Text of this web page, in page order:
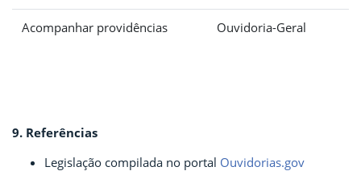
Acompanhar providências Ouvidoria-Geral
9. Referências
Legislação compilada no portal Ouvidorias.gov